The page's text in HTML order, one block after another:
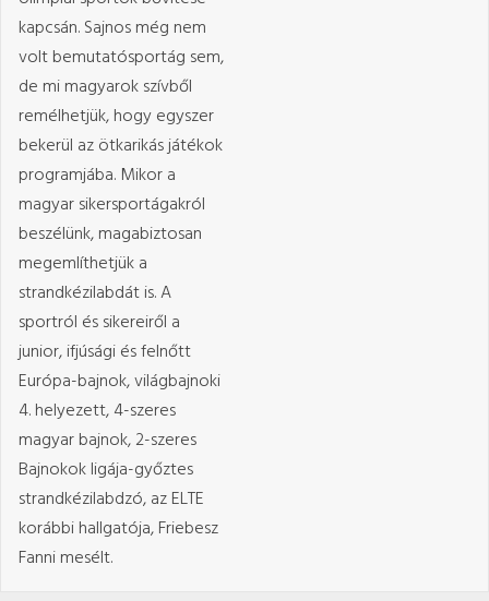
kapcsán. Sajnos még nem
volt bemutatósportág sem,
de mi magyarok szívből
remélhetjük, hogy egyszer
bekerül az ötkarikás játékok
programjába. Mikor a
magyar sikersportágakról
beszélünk, magabiztosan
megemlíthetjük a
strandkézilabdát is. A
sportról és sikereiről a
junior, ifjúsági és felnőtt
Európa-bajnok, világbajnoki
4. helyezett, 4-szeres
magyar bajnok, 2-szeres
Bajnokok ligája-győztes
strandkézilabdzó, az ELTE
korábbi hallgatója, Friebesz
Fanni mesélt.